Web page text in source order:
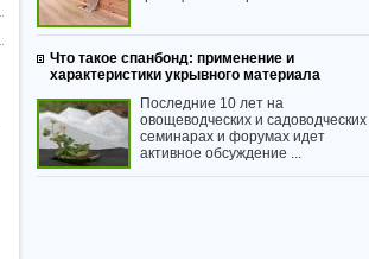
Что такое спанбонд: применение и
характеристики укрывного материала
Последние 10 лет на
овощеводческих и садоводческих
семинарах и форумах идет
активное обсуждение ...